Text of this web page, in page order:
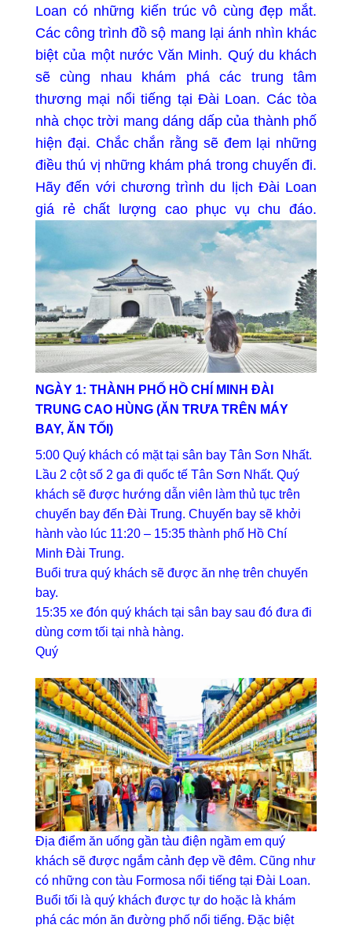
Loan có những kiến trúc vô cùng đẹp mắt.
Các công trình đồ sộ mang lại ánh nhìn khác
biệt của một nước Văn Minh. Quý du khách
sẽ cùng nhau khám phá các trung tâm
thương mại nổi tiếng tại Đài Loan. Các tòa
nhà chọc trời mang dáng dấp của thành phố
hiện đại. Chắc chắn rằng sẽ đem lại những
điều thú vị những khám phá trong chuyến đi.
Hãy đến với chương trình du lịch Đài Loan
giá rẻ chất lượng cao phục vụ chu đáo.
NGÀY 1: THÀNH PHỐ HỒ CHÍ MINH ĐÀI
TRUNG CAO HÙNG (ĂN TRƯA TRÊN MÁY
BAY, ĂN TỐI)
5:00 Quý khách có mặt tại sân bay Tân Sơn Nhất.
Lầu 2 cột số 2 ga đi quốc tế Tân Sơn Nhất. Quý
khách sẽ được hướng dẫn viên làm thủ tục trên
chuyến bay đến Đài Trung. Chuyến bay sẽ khởi
hành vào lúc 11:20 – 15:35 thành phố Hồ Chí
Minh Đài Trung.
Buổi trưa quý khách sẽ được ăn nhẹ trên chuyến
bay.
15:35 xe đón quý khách tại sân bay sau đó đưa đi
dùng cơm tối tại nhà hàng.
Quý
Địa điểm ăn uống gần tàu điện ngầm em quý
khách sẽ được ngắm cảnh đẹp về đêm. Cũng như
có những con tàu Formosa nổi tiếng tại Đài Loan.
Buổi tối là quý khách được tự do hoặc là khám
phá các món ăn đường phố nổi tiếng. Đặc biệt